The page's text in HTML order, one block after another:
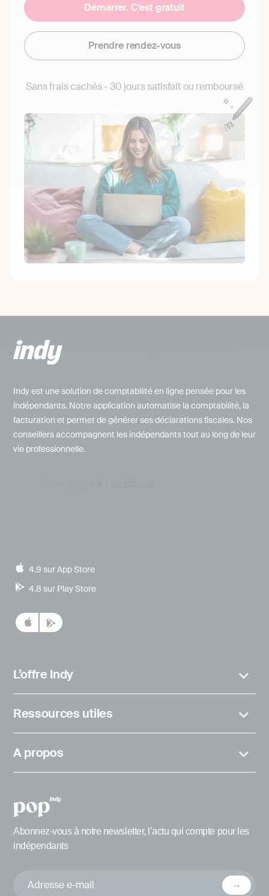
Démarrer. C'est gratuit
Prendre rendez-vous
Sans frais cachés - 30 jours satisfait ou remboursé
Indy est une solution de comptabilité en ligne pensée pour les
indépendants. Notre application automatise la comptabilité, la
facturation et permet de générer ses déclarations fiscales. Nos
conseillers accompagnent les indépendants tout au long de leur
vie professionnelle.
4.9 sur App Store
4.8 sur Play Store
L’offre Indy
Ressources utiles
A propos
Abonnez-vous à notre newsletter, l’actu qui compte pour les
indépendants